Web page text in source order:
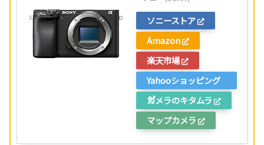
ソニーストア
Amazon
楽天市場
Yahooショッピング
カメラのキタムラ
マップカメラ